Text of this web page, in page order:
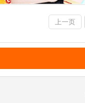
上一页